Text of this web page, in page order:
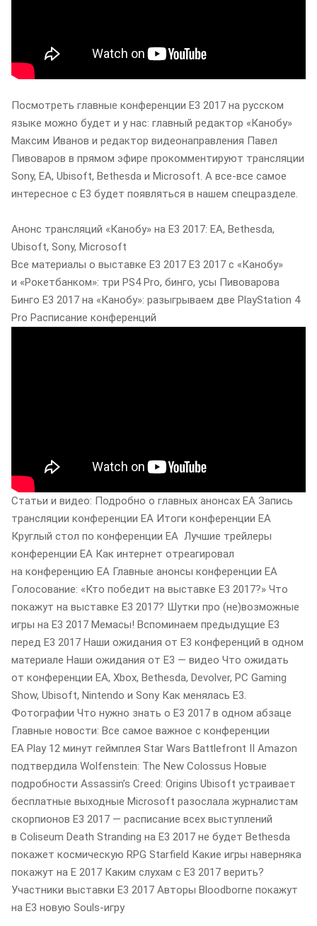
Посмотреть главные конференции E3 2017 на русском
языке можно будет и у нас: главный редактор «Канобу»
Максим Иванов и редактор видеонаправления Павел
Пивоваров в прямом эфире прокомментируют трансляции
Sony, EA, Ubisoft, Bethesda и Microsoft. А все-все самое
интересное с E3 будет появляться в нашем спецразделе.
Анонс трансляций «Канобу» на E3 2017: EA, Bethesda,
Ubisoft, Sony, Microsoft
Все материалы о выставке E3 2017 E3 2017 с «Канобу»
и «Рокетбанком»: три PS4 Pro, бинго, усы Пивоварова
Бинго E3 2017 на «Канобу»: разыгрываем две PlayStation 4
Pro Расписание конференций
Статьи и видео: Подробно о главных анонсах EA Запись
трансляции конференции EA Итоги конференции EA
Круглый стол по конференции EA Лучшие трейлеры
конференции EA Как интернет отреагировал
на конференцию EA Главные анонсы конференции EA
Голосование: «Кто победит на выставке E3 2017?» Что
покажут на выставке E3 2017? Шутки про (не)возможные
игры на E3 2017 Мемасы! Вспоминаем предыдущие E3
перед E3 2017 Наши ожидания от E3 конференций в одном
материале Наши ожидания от E3 — видео Что ожидать
от конференции EA, Xbox, Bethesda, Devolver, PС Gaming
Show, Ubisoft, Nintendo и Sony Как менялась E3.
Фотографии Что нужно знать о Е3 2017 в одном абзаце
Главные новости: Все самое важное с конференции
EA Play 12 минут геймплея Star Wars Battlefront II Amazon
подтвердила Wolfenstein: The New Colossus Новые
подробности Assassinʼs Creed: Origins Ubisoft устраивает
бесплатные выходные Microsoft разослала журналистам
скорпионов E3 2017 — расписание всех выступлений
в Coliseum Death Stranding на E3 2017 не будет Bethesda
покажет космическую RPG Starfield Какие игры наверняка
покажут на E 2017 Каким слухам с E3 2017 верить?
Участники выставки E3 2017 Авторы Bloodborne покажут
на E3 новую Souls-игру